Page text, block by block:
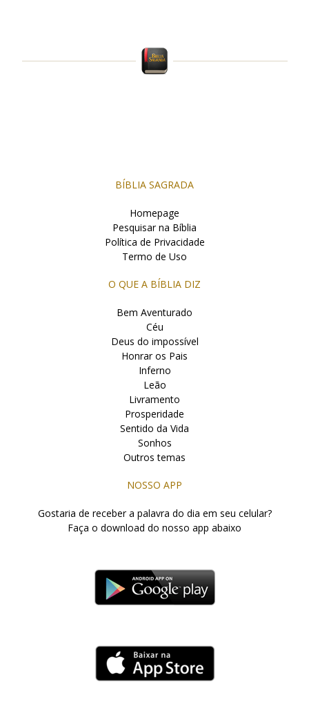
BÍBLIA SAGRADA
Homepage
Pesquisar na Bíblia
Política de Privacidade
Termo de Uso
O QUE A BÍBLIA DIZ
Bem Aventurado
Céu
Deus do impossível
Honrar os Pais
Inferno
Leão
Livramento
Prosperidade
Sentido da Vida
Sonhos
Outros temas
NOSSO APP
Gostaria de receber a palavra do dia em seu celular?
Faça o download do nosso app abaixo